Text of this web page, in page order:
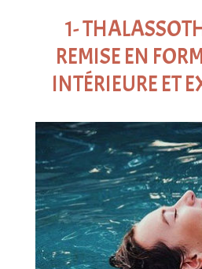
1-
REMISE EN
INTÉRIEURE ET